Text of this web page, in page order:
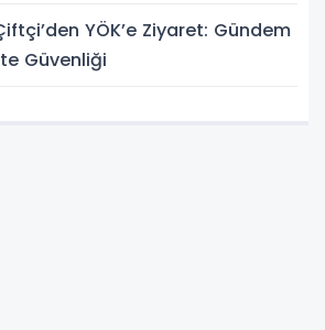
YÖK’e Ziyaret: Gündem
Güvenliği